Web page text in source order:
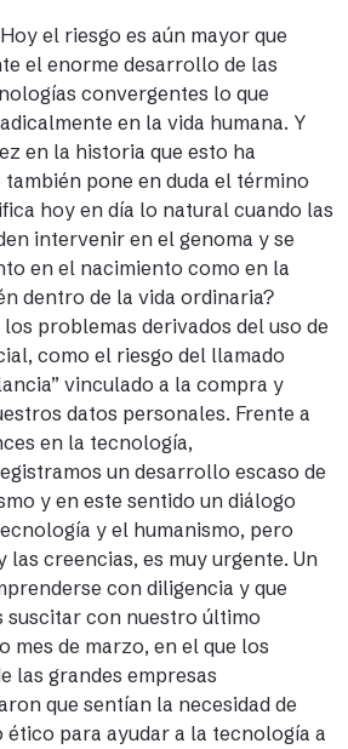
el riesgo es aún mayor que
el enorme desarrollo de las
convergentes lo que
en la vida humana. Y
en la historia que esto ha
también pone en duda el término
hoy en día lo natural cuando las
intervenir en el genoma y se
en el nacimiento como en la
dentro de la vida ordinaria?
problemas derivados del uso de
como el riesgo del llamado
vinculado a la compra y
datos personales. Frente a
en la tecnología,
un desarrollo escaso de
y en este sentido un diálogo
y el humanismo, pero
creencias, es muy urgente. Un
con diligencia y que
suscitar con nuestro último
mes de marzo, en el que los
las grandes empresas
que sentían la necesidad de
para ayudar a la tecnología a